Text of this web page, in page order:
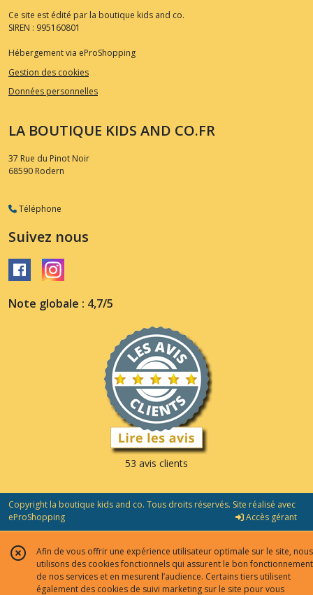
Ce site est édité par la boutique kids and co.
SIREN : 995160801
Hébergement via eProShopping
Gestion des cookies
Données personnelles
LA BOUTIQUE KIDS AND CO.FR
37 Rue du Pinot Noir
68590 Rodern
Téléphone
Suivez nous
Note globale : 4,7/5
53 avis clients
Copyright la boutique kids and co. Tous droits réservés. Site réalisé avec
eProShopping
Accès gérant
Afin de vous offrir une expérience utilisateur optimale sur le site, nous
utilisons des cookies fonctionnels qui assurent le bon fonctionnement
de nos services et en mesurent l’audience. Certains tiers utilisent
également des cookies de suivi marketing sur le site pour vous